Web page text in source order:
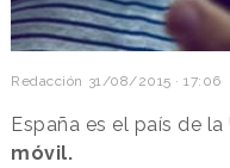
Redacción 31/08/2015 · 17:06
España es el país de
móvil.